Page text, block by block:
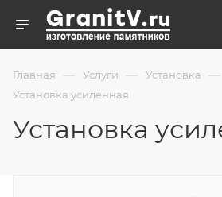
Главная — Услуги — Установка —
Установка усиленная
Установка